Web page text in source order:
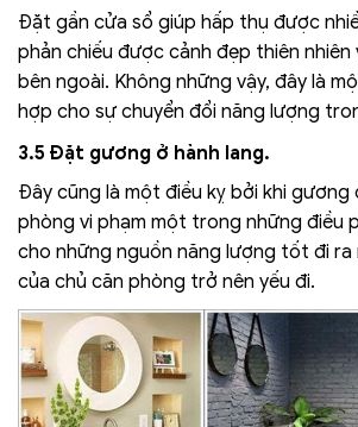
Đặt gần cửa sổ giúp hấp thụ được
phản chiếu được cảnh đẹp thiên nhiên
bên ngoài. Không những vậy, đây là
hợp cho sự chuyển đổi năng lượng
3.5 Đặt gương ở hành lang.
Đây cũng là một điều kỵ bởi khi gương
phòng vi phạm một trong những điều
cho những nguồn năng lượng tốt đi ra
của chủ căn phòng trở nên yếu đi.